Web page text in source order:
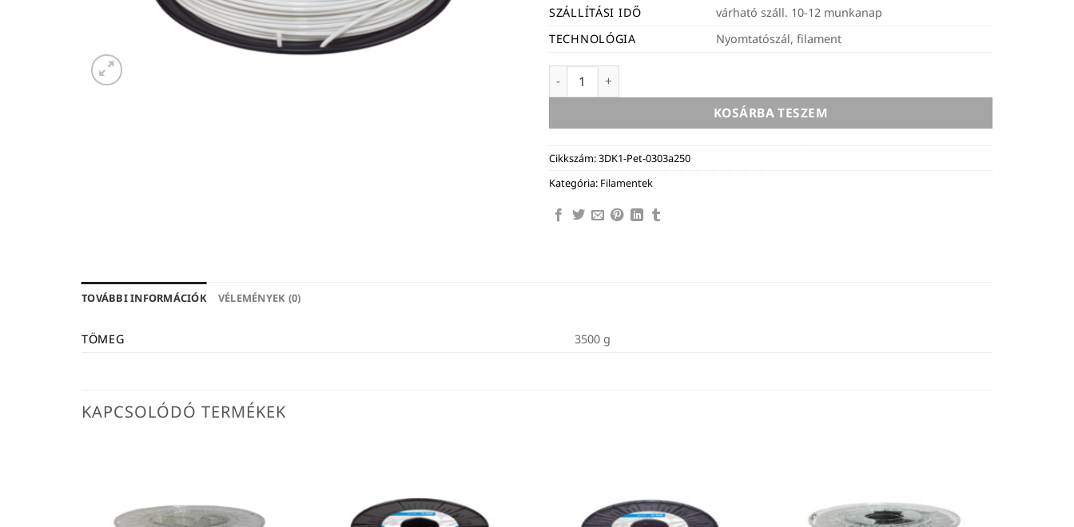
SZÁLLÍTÁSI IDŐ
várható száll. 10-12 munkanap
TECHNOLÓGIA
Nyomtatószál, filament
BASF Ultrafuse filament PET - 1,75mm, 2,5kg - fehér mennyiség
KOSÁRBA TESZEM
Cikkszám:3DK1-Pet-0303a250
Kategória: Filamentek
TOVÁBBI INFORMÁCIÓK VÉLEMÉNYEK (0)
TÖMEG 3500 g
KAPCSOLÓDÓ TERMÉKEK